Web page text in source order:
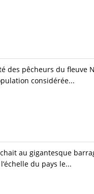
des pêcheurs du
considérée...
au gigantesque
du pays le...